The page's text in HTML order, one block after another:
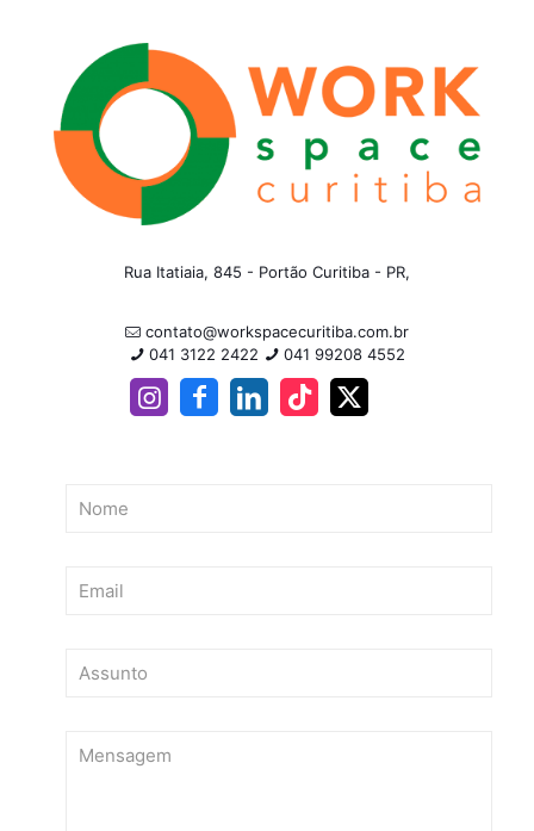
Rua Itatiaia, 845 - Portão Curitiba - PR,
contato@workspacecuritiba.com.br
041 3122 2422
041 99208 4552